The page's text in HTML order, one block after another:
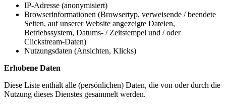
IP-Adresse (anonymisiert)
Browserinformationen (Browsertyp, verweisende / beendete
Seiten, auf unserer Website angezeigte Dateien,
Betriebssystem, Datums- / Zeitstempel und / oder
Clickstream-Daten)
Nutzungsdaten (Ansichten, Klicks)
Erhobene Daten
Diese Liste enthält alle (persönlichen) Daten, die von oder durch die
Nutzung dieses Dienstes gesammelt werden.